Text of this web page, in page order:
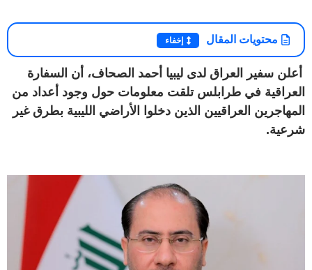
محتويات المقال إخفاء
أعلن سفير العراق لدى ليبيا أحمد الصحاف، أن السفارة
العراقية في طرابلس تلقت معلومات حول وجود أعداد من
المهاجرين العراقيين الذين دخلوا الأراضي الليبية بطرق غير
شرعية.